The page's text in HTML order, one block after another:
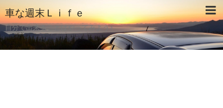
車な週末Ｌｉｆｅ
自分で出来ることはやってみよう♪